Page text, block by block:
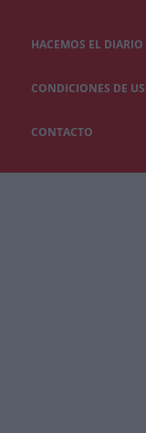
HACEMOS EL DIARIO
CONDICIONES DE
CONTACTO